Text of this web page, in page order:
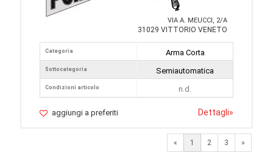
VIA A. MEUCCI, 2/A
31029 VITTORIO VENETO
Categoria
Sottocategoria
Condizioni articolo
Arma Corta
Semiautomatica
n.d.
aggiungi a preferiti Dettagli»
« 1 2 3 »